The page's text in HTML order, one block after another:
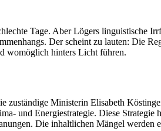
Tage. Aber Lögers lingu­is­tische
Der scheint zu lauten: Die
womöglich hinters Licht führen.
Minis­terin Elisabeth
und Energie­stra­tegie. Diese
Die inhalt­lichen Mängel werden